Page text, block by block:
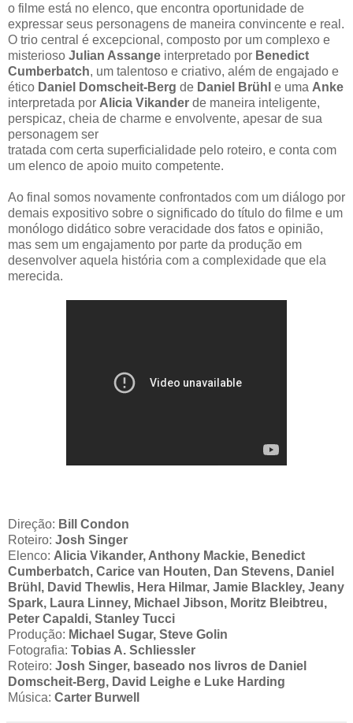
o filme está no elenco, que encontra oportunidade de
expressar seus personagens de maneira convincente e real.
O trio central é excepcional, composto por um complexo e
misterioso Julian Assange interpretado por Benedict
Cumberbatch, um talentoso e criativo, além de engajado e
ético Daniel Domscheit-Berg de Daniel Brühl e uma Anke
interpretada por Alicia Vikander de maneira inteligente,
perspicaz, cheia de charme e envolvente, apesar de sua
personagem ser
tratada com certa superficialidade pelo roteiro, e conta com
um elenco de apoio muito competente.
Ao final somos novamente confrontados com um diálogo por
demais expositivo sobre o significado do título do filme e um
monólogo didático sobre veracidade dos fatos e opinião,
mas sem um engajamento por parte da produção em
desenvolver aquela história com a complexidade que ela
merecida.
Direção: Bill Condon
Roteiro: Josh Singer
Elenco: Alicia Vikander, Anthony Mackie, Benedict
Cumberbatch, Carice van Houten, Dan Stevens, Daniel
Brühl, David Thewlis, Hera Hilmar, Jamie Blackley, Jeany
Spark, Laura Linney, Michael Jibson, Moritz Bleibtreu,
Peter Capaldi, Stanley Tucci
Produção: Michael Sugar, Steve Golin
Fotografia: Tobias A. Schliessler
Roteiro: Josh Singer, baseado nos livros de Daniel
Domscheit-Berg, David Leighe e Luke Harding
Música: Carter Burwell